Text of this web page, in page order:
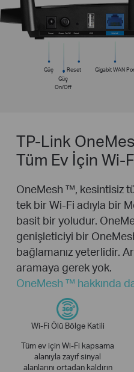
Güç
Güç
On/Off
Reset Gigabit WAN
TP-Link
Tüm Ev İçin Wi-
OneMesh ™, kesintisiz
tek bir Wi-Fi adıyla bir
basit bir yoludur.
genişleticiyi bir
bağlamanız yeterlidir.
aramaya gerek yok.
OneMesh ™ hakkında
Wi-Fi Ölü Bölge Katili
Tüm ev için Wi-Fi kapsama
alanıyla zayıf sinyal
alanlarını ortadan kaldırın